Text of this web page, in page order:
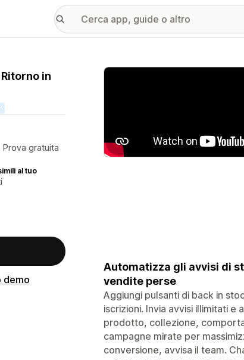
in
Prova gratuita
al tuo
demo
Galleria immagini in evidenza
Automatizza gli avvisi di
vendite perse
Aggiungi pulsanti di back in
iscrizioni. Invia avvisi illimitati
prodotto, collezione,
campagne mirate per
conversione, avvisa il team.